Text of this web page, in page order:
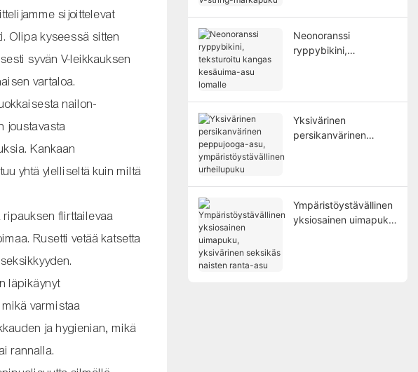
sijoittelevat
Olipa kyseessä sitten
syvän V-leikkauksen
vartaloa.
nailon-
joustavasta
Kankaan
yhtä ylelliseltä kuin miltä
flirttailevaa
Rusetti vetää katsetta
läpikäynyt
varmistaa
ja hygienian, mikä
rannalla.
Neonoranssi
ryppybikini,
Yksivärinen
persikanvärinen
Ympäristöystävällinen
yksiosainen uimapuku,